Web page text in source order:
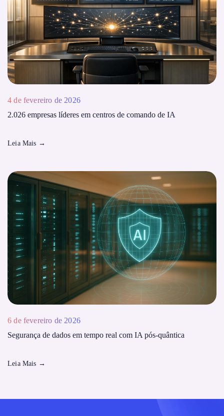
4 de fevereiro de 2026
2.026 empresas líderes em centros de comando de IA
Leia Mais →
6 de fevereiro de 2026
Segurança de dados em tempo real com IA pós-quântica
Leia Mais →